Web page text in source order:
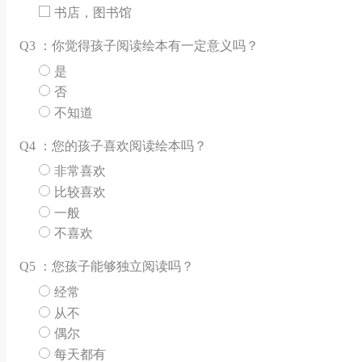
书店，图书馆
Q3 ：你觉得孩子阅读绘本有一定意义吗？
是
否
不知道
Q4 ：您的孩子喜欢阅读绘本吗？
非常喜欢
比较喜欢
一般
不喜欢
Q5 ：您孩子能够独立阅读吗？
经常
从不
偶尔
每天都有